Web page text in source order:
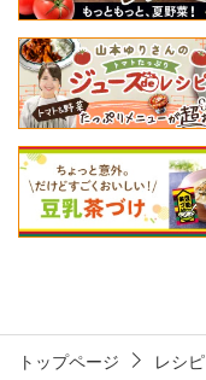
トップページ レシピ